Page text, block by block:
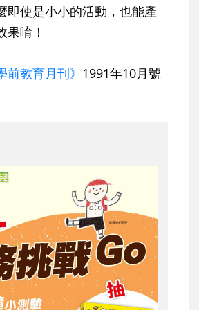
即使是小小的活動，也能產
果唷！
前教育月刊》 1991年10月號